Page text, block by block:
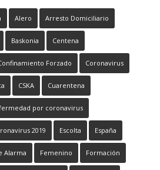
Alero Arresto Domiciliario
Baskonia Centena
Forzado Coronavirus
CSKA Cuarentena
por coronavirus
2019 Escolta España
Alarma Femenino Formación